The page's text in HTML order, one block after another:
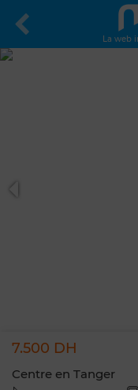
La web
7.500 DH
Centre en Tanger